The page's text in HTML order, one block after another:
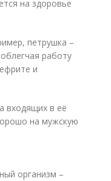
на здоровье
петрушка –
работу
и
входящих в её
на мужскую
организм –